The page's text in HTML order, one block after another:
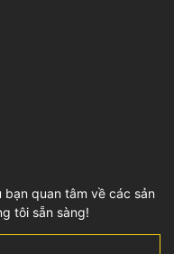
quan tâm về các sản
tôi sẵn sàng!